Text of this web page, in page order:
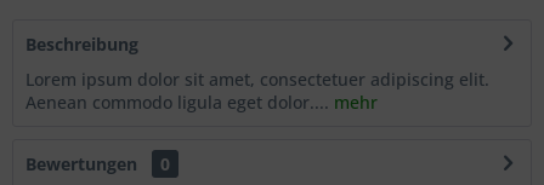
Beschreibung
Lorem ipsum dolor sit amet, consectetuer adipiscing elit.
Aenean commodo ligula eget dolor.... mehr
Bewertungen
0